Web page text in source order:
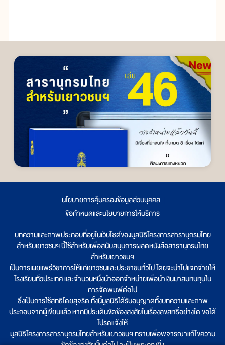
นโยบายการคุ้มครองข้อมูลส่วนบุคคล
ข้อกำหนดและนโยบายการให้บริการ
บทความและภาพประกอบที่อยู่ในเว็บไซต์ของมูลนิธิโครงการสารานุกรมไทย
สำหรับเยาวชนฯ นี้ใช้สำหรับเพื่อสนับสนุนการผลิตหนังสือสารานุกรมไทย
สำหรับเยาวชนฯ
เป็นการเผยแพร่วิชาการให้แก่เยาวชนและประชาชนทั่วไป โดยจะนำไปแจกจ่ายให้
โรงเรียนทั่วประเทศ และจำนวนหนึ่งนำออกจำหน่ายเพื่อนำเงินมาสมทบทุนใน
การจัดพิมพ์ต่อไป
ซึ่งเป็นการใช้สิทธิโดยสุจริต ทั้งนี้มูลนิธิได้รับอนุญาตทั้งบทความและภาพ
ประกอบจากผู้เขียนแล้ว หากมีประเด็นขัดข้องสงสัยในเรื่องลิขสิทธิ์อย่างใด ขอได้
โปรดแจ้งให้
มูลนิธิโครงการสารานุกรมไทยสำหรับเยาวชนฯ ทราบเพื่อพิจารณาแก้ไขความ